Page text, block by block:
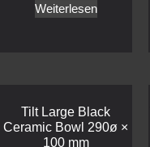
Weiterlesen
Tilt Large Black
Ceramic Bowl 290ø ×
100 mm